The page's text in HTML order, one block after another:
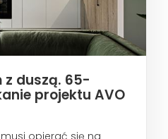
duszą. 65-
projektu AVO